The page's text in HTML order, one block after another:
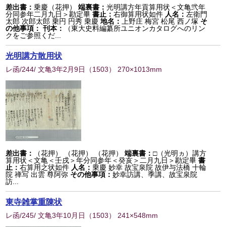
差出書：乗慶（花押） 端裏書：光明講方年貢算用状＜文亀弐年
分同参年二月九日＞勘定畢書止：右御算用状如件 人名： 左衛門
太郎 次郎太郎 乗円 円秀 乗慶 地名： 上野庄 梅宮 松尾 西ノ塚 そ
の他事項： 刊本：
（東大史料編纂所ユニオンカタログへのリン
クをご参照くだ...
光明講方散用状
レ函/244/ 文亀3年2月9日 （1503） 270×1013mm
差出書： （花押） （花押） （花押） 端裏書：□（光明ヵ）講方
算用状＜文亀＜壬戌＞年分同参年＜癸亥＞二月九日＞勘定畢書
止：右算用之状如件 人名：乗慶 妙幸 故宝泉院 故伊与法橋 十輪
院 禅写 出雲 尊阿弥 その他事項：妙幸訪講、季講、故宝泉院
訪...
東寺雑掌重陳状
レ函/245/ 文亀3年10月日 （1503） 241×548mm